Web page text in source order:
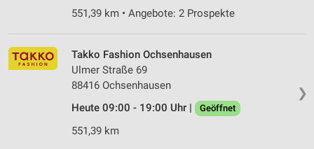
551,39 km • Angebote: 2 Prospekte
❯
Takko Fashion Ochsenhausen
Ulmer Straße 69
88416 Ochsenhausen
Heute 09:00 - 19:00 Uhr |
Geöffnet
551,39 km
Verwendung von Profilen zur Auswahl
Messung der Werbeleistung
Messung der Performance von Inhalten
Analyse von Zielgruppen durch Statistiken oder
Kombinationen von Daten aus verschiedenen